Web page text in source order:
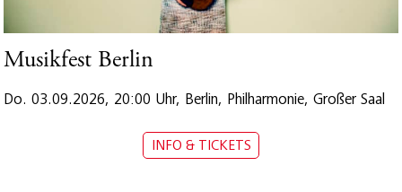
Musikfest Berlin
Do. 03.09.2026, 20:00 Uhr, Berlin, Philharmonie, Großer Saal
INFO & TICKETS